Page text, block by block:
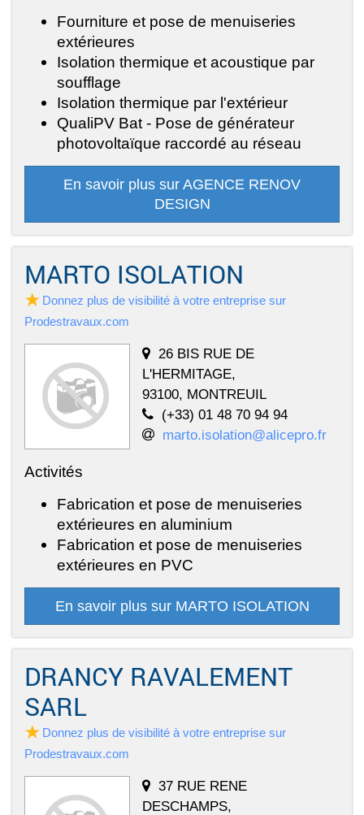
Fourniture et pose de menuiseries
extérieures
Isolation thermique et acoustique par
soufflage
Isolation thermique par l'extérieur
QualiPV Bat - Pose de générateur
photovoltaïque raccordé au réseau
En savoir plus sur AGENCE RENOV
DESIGN
MARTO ISOLATION
Donnez plus de visibilité à votre entreprise sur
Prodestravaux.com
26 BIS RUE DE
L'HERMITAGE,
93100, MONTREUIL
(+33) 01 48 70 94 94
marto.isolation@alicepro.fr
Activités
Fabrication et pose de menuiseries
extérieures en aluminium
Fabrication et pose de menuiseries
extérieures en PVC
En savoir plus sur MARTO ISOLATION
DRANCY RAVALEMENT
SARL
Donnez plus de visibilité à votre entreprise sur
Prodestravaux.com
37 RUE RENE
DESCHAMPS,